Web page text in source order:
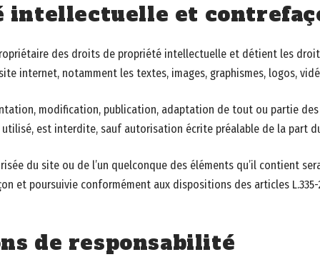
intellectuelle et
des droits de propriété intellectuelle et détient les
internet, notamment les textes, images, graphismes, logos,
modification, publication, adaptation de tout ou partie
est interdite, sauf autorisation écrite préalable de la part
du site ou de l’un quelconque des éléments qu’il contient
et poursuivie conformément aux dispositions des articles
de responsabilité